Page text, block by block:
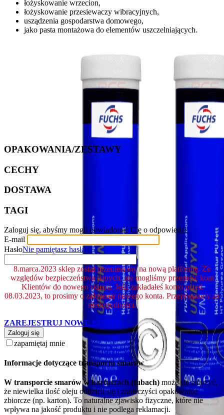
łożyskowanie wrzecion,
łożyskowanie przesiewaczy wibracyjnych,
usządzenia gospodarstwa domowego,
jako pasta montażowa do elementów uszczelniających.
OPAKOWANIA/ZESTAWY
CECHY
DOSTAWA
TAGI
Zaloguj się, abyśmy mogli powiadomić Cię o odpowiedzi
E-mail
HasłoNie pamiętasz hasła?
8.marca.2023 sklep został przeniesiony na nową platformę. Ze
względów bezpieczeństwa danych, nie mogliśmy przenieść kont
Klientów do nowego sklepu. Jeśli zakładałeś konto przed
08.03.2023, to prosimy o założenie nowego konta. Przepraszamy za
niedogodności.
ZAREJESTRUJ NOWE KONTO
Zaloguj się
zapamiętaj mnie
Informacje dotyczące transportu smarów
W transporcie smarów w kartuszach (tubach) może się zdarzyć,
że niewielka ilość oleju oddzieli się i zanieczyści opakowanie
zbiorcze (np. karton). To naturalne zjawisko fizyczne, które nie
wpływa na jakość produktu i nie podlega reklamacji.